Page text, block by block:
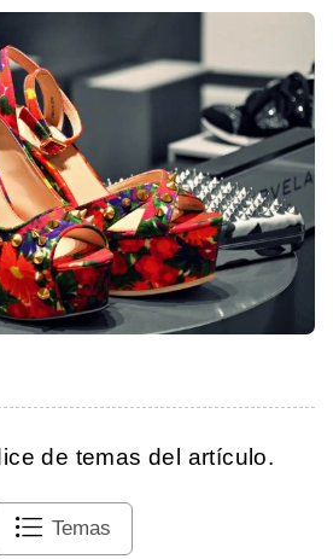
de temas del artículo.
Temas